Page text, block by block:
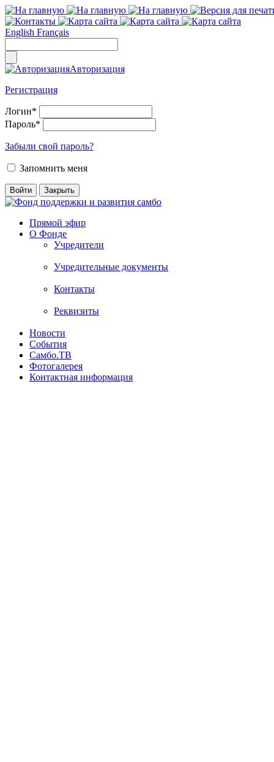
English Français
Авторизация
Регистрация
Логин*
Пароль*
Забыли свой пароль?
Запомнить меня
Прямой эфир
О Фонде
Учредители
Учредительные документы
Контакты
Реквизиты
Новости
События
Самбо.ТВ
Фотогалерея
Контактная информация